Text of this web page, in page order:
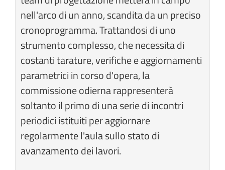
nell'arco di un anno, scandita da un preciso
cronoprogramma. Trattandosi di uno
strumento complesso, che necessita di
costanti tarature, verifiche e aggiornamenti
parametrici in corso d'opera, la
commissione odierna rappresenterà
soltanto il primo di una serie di incontri
periodici istituiti per aggiornare
regolarmente l'aula sullo stato di
avanzamento dei lavori.